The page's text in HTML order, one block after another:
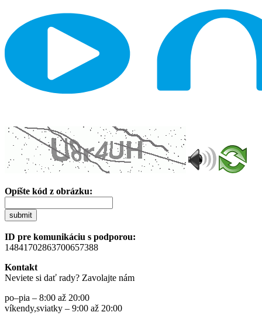
Opíšte kód z obrázku:
submit
ID pre komunikáciu s podporou:
14841702863700657388
Kontakt
Neviete si dať rady? Zavolajte nám
po–pia – 8:00 až 20:00
víkendy,sviatky – 9:00 až 20:00